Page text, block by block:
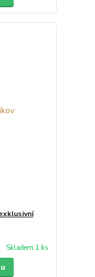
Skladem 1 ks